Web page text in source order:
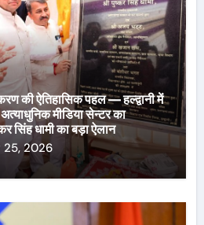
की ऐतिहासिक पहल — हल्द्वानी में
मीडिया सेन्टर का
सिंह धामी का बड़ा ऐलान
25, 2026